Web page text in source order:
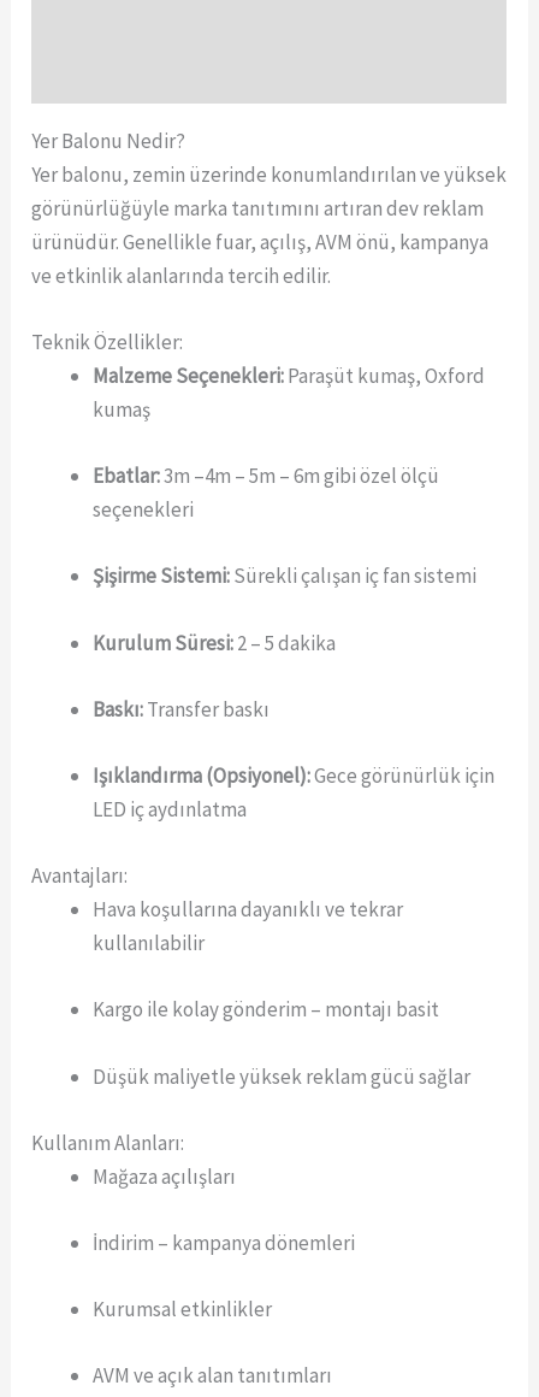
Yer Balonu Nedir?
Yer balonu, zemin üzerinde konumlandırılan ve yüksek
görünürlüğüyle marka tanıtımını artıran dev reklam
ürünüdür. Genellikle fuar, açılış, AVM önü, kampanya
ve etkinlik alanlarında tercih edilir.
Teknik Özellikler:
Malzeme Seçenekleri:Paraşüt kumaş, Oxford
kumaş
Ebatlar:3m –4m – 5m – 6m gibi özel ölçü
seçenekleri
Şişirme Sistemi:Sürekli çalışan iç fan sistemi
Kurulum Süresi:2 – 5 dakika
Baskı:Transfer baskı
Işıklandırma (Opsiyonel):Gece görünürlük için
LED iç aydınlatma
Avantajları:
Hava koşullarına dayanıklı ve tekrar
kullanılabilir
Kargo ile kolay gönderim – montajı basit
Düşük maliyetle yüksek reklam gücü sağlar
Kullanım Alanları:
Mağaza açılışları
İndirim – kampanya dönemleri
Kurumsal etkinlikler
AVM ve açık alan tanıtımları